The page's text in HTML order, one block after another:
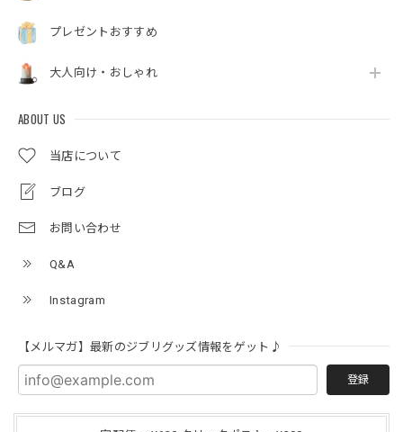
プレゼントおすすめ
大人向け・おしゃれ
ABOUT US
当店について
ブログ
お問い合わせ
Q&A
Instagram
【メルマガ】最新のジブリグッズ情報をゲット♪
登録